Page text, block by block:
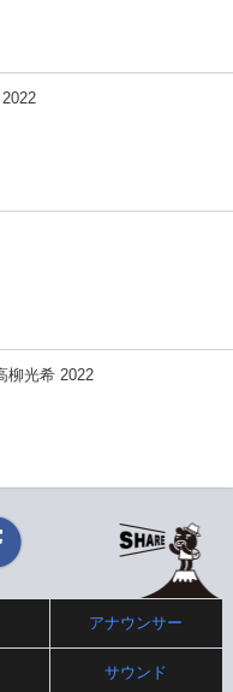
柳光希 2022
アナウンサー
サウンド